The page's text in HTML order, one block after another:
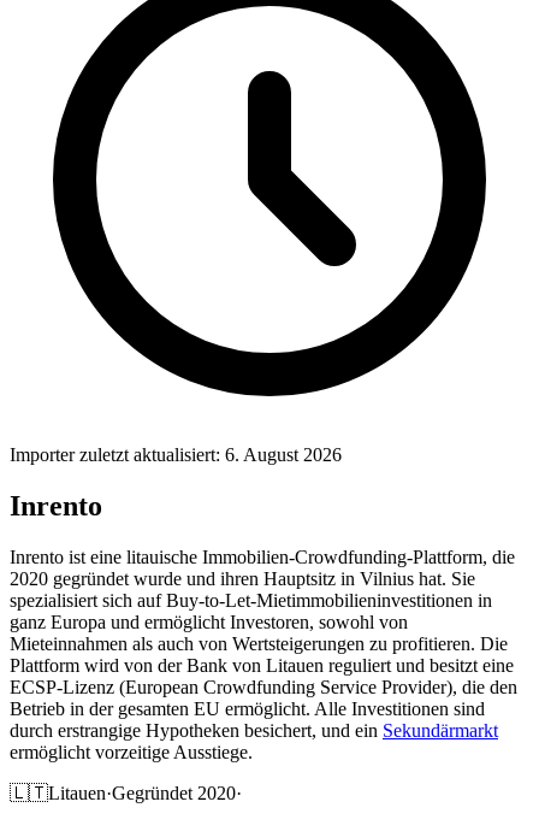
Importer zuletzt aktualisiert: 6. August 2026
Inrento
Inrento ist eine litauische Immobilien-Crowdfunding-Plattform, die
2020 gegründet wurde und ihren Hauptsitz in Vilnius hat. Sie
spezialisiert sich auf Buy-to-Let-Mietimmobilieninvestitionen in
ganz Europa und ermöglicht Investoren, sowohl von
Mieteinnahmen als auch von Wertsteigerungen zu profitieren. Die
Plattform wird von der Bank von Litauen reguliert und besitzt eine
ECSP-Lizenz (European Crowdfunding Service Provider), die den
Betrieb in der gesamten EU ermöglicht. Alle Investitionen sind
durch erstrangige Hypotheken besichert, und ein Sekundärmarkt
ermöglicht vorzeitige Ausstiege.
🇱🇹Litauen·Gegründet 2020·